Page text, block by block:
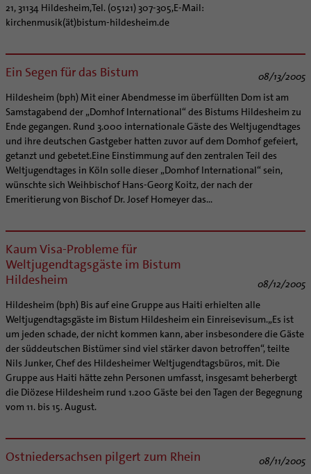
21, 31134 Hildesheim,Tel. (05121) 307-305,E-Mail:
kirchenmusik(ät)bistum-hildesheim.de
Ein Segen für das Bistum
08/13/2005
Hildesheim (bph) Mit einer Abendmesse im überfüllten Dom ist am
Samstagabend der „Domhof International“ des Bistums Hildesheim zu
Ende gegangen. Rund 3.000 internationale Gäste des Weltjugendtages
und ihre deutschen Gastgeber hatten zuvor auf dem Domhof gefeiert,
getanzt und gebetet.Eine Einstimmung auf den zentralen Teil des
Weltjugendtages in Köln solle dieser „Domhof International“ sein,
wünschte sich Weihbischof Hans-Georg Koitz, der nach der
Emeritierung von Bischof Dr. Josef Homeyer das...
Kaum Visa-Probleme für
Weltjugendtagsgäste im Bistum
Hildesheim
08/12/2005
Hildesheim (bph) Bis auf eine Gruppe aus Haiti erhielten alle
Weltjugendtagsgäste im Bistum Hildesheim ein Einreisevisum.„Es ist
um jeden schade, der nicht kommen kann, aber insbesondere die Gäste
der süddeutschen Bistümer sind viel stärker davon betroffen“, teilte
Nils Junker, Chef des Hildesheimer Weltjugendtagsbüros, mit. Die
Gruppe aus Haiti hätte zehn Personen umfasst, insgesamt beherbergt
die Diözese Hildesheim rund 1.200 Gäste bei den Tagen der Begegnung
vom 11. bis 15. August.
Ostniedersachsen pilgert zum Rhein
08/11/2005